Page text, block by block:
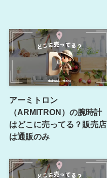
アーミトロン
（ARMITRON）の腕時計
はどこに売ってる？販売店
は通販のみ